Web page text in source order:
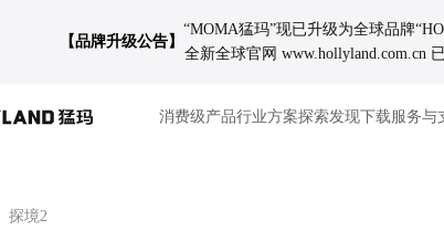
【品牌升级公告】
“MOMA猛玛”现已升级为全球品牌
全新全球官网 www.hollyland.com.cn
消费级产品行业方案探索发现下载服务与
探境2